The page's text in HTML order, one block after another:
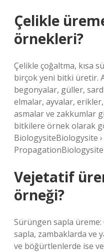
Çelikle
örnekleri?
Çelikle çoğaltma, kısa
birçok yeni bitki üretir.
begonyalar, güller,
elmalar, ayvalar,
asmalar ve zakkumlar
bitkilere örnek olarak
BiologysiteBiologysite ›
PropagationBiologysite
Vejetatif
örneği?
Sürüngen sapla
sapla, zambaklarda ve
ve böğürtlenlerde ise